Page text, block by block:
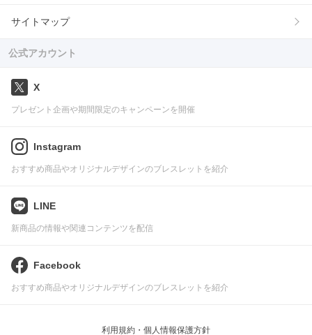
サイトマップ
公式アカウント
X
プレゼント企画や期間限定のキャンペーンを開催
Instagram
おすすめ商品やオリジナルデザインのブレスレットを紹介
LINE
新商品の情報や関連コンテンツを配信
Facebook
おすすめ商品やオリジナルデザインのブレスレットを紹介
利用規約・個人情報保護方針